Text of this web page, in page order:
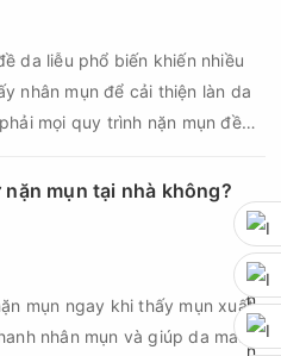
da liễu phổ biến khiến nhiều
nhân mụn để cải thiện làn da
mọi quy trình nặn mụn đều
không đúng thời điểm, làn da
nhiễm, thâm sau mụn và thậm
y khoa là gì và một quy trình
nặn mụn tại nhà không?
mụn ngay khi thấy mụn xuất
nhân mụn và giúp da mau